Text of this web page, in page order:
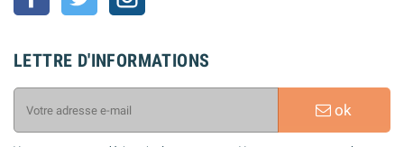
LETTRE D'INFORMATIONS
ok